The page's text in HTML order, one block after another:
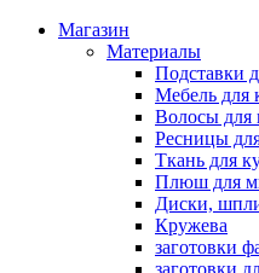
Магазин
Материалы
Подставки
Мебель для
Волосы для
Ресницы
Ткань для
Плюш для
Диски,
Кружева
заготовки
заготовки